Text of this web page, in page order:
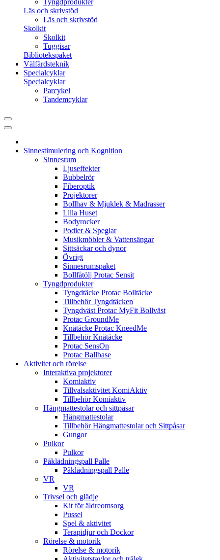
Läs och skrivstöd
Läs och skrivstöd
Skolkit
Skolkit
Tuggisar
Bibliotekspaket
Välfärdsteknik
Specialcyklar
Specialcyklar
Parcykel
Tandemcyklar
Sinnestimulering och Kognition
Sinnesrum
Ljuseffekter
Bubbelrör
Fiberoptik
Projektorer
Bollhav & Mjuklek & Madrasser
Lilla Huset
Bodyrocker
Podier & Speglar
Musikmöbler & Vattensängar
Sittsäckar och dynor
Övrigt
Sinnesrumspaket
Bollfåtölj Protac Sensit
Tyngdprodukter
Tyngdtäcke Protac Bolltäcke
Tillbehör Tyngdtäcken
Tyngdväst Protac MyFit Bollväst
Protac GroundMe
Knätäcke Protac KneedMe
Tillbehör Knätäcke
Protac SensOn
Protac Ballbase
Aktivitet och rörelse
Interaktiva projektorer
Komiaktiv
Tillvalsaktivitet KomiAktiv
Tillbehör Komiaktiv
Hängmattestolar och sittpåsar
Hängmattestolar
Tillbehör Hängmattestolar och Sittpåsar
Gungor
Pulkor
Pulkor
Påklädningspall Palle
Påklädningspall Palle
VR
VR
Trivsel och glädje
Kit för äldreomsorg
Pussel
Spel & aktivitet
Terapidjur och Dockor
Rörelse & motorik
Rörelse & motorik